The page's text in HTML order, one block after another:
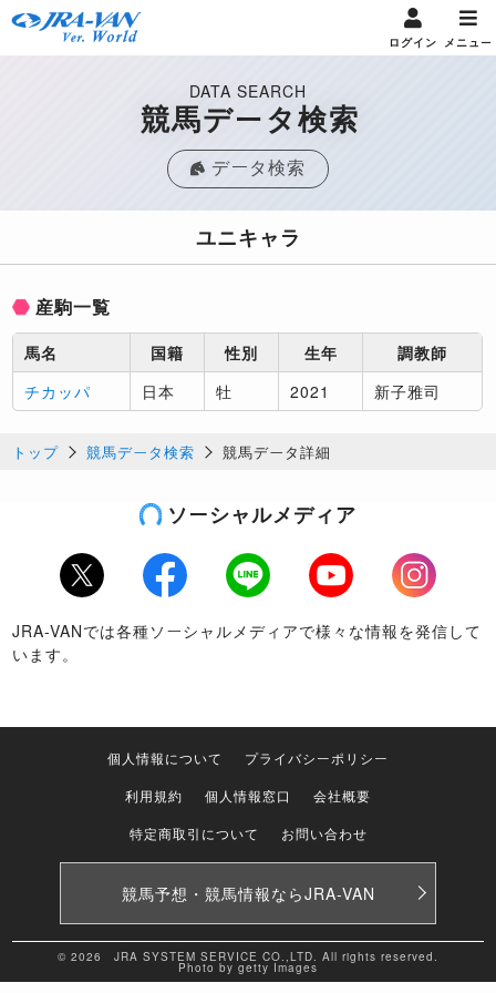
ログイン メニュー
DATA SEARCH
競馬データ検索
データ検索
ユニキャラ
産駒一覧
馬名 国籍 性別 生年
調教師
チカッパ
日本 牡 2021 新子雅司
トップ 競馬データ検索 競馬データ詳細
ソーシャルメディア
Twitter Facebook LINE Youtube
Instagram
JRA-VANでは各種ソーシャルメディアで様々な情報を発信して
います。
個人情報について
プライバシーポリシー
利用規約
個人情報窓口
会社概要
特定商取引について
お問い合わせ
競馬予想・競馬情報ならJRA-VAN
© 2026 JRA SYSTEM SERVICE CO.,LTD. All rights reserved.
Photo by getty Images